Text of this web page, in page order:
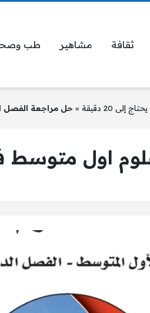
ثقافة مشاهير طب
» حل مراجعة الفصل الثالث
ف1 ( المادة